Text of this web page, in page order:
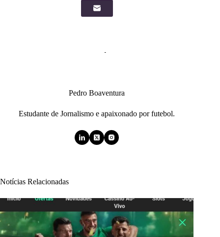
Pedro Boaventura
Estudante de Jornalismo e apaixonado por futebol.
Notícias Relacionadas